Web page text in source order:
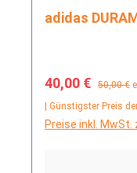
adidas
Verkaufspreis:
40,00 € 50,00 €
| Günstigster Preis
Preise inkl.